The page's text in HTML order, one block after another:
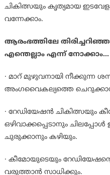
ചികിത്സയും കൃത്യമായ
വന്നേക്കാം.
ആരംഭത്തിലേ
എന്തെല്ലാം എന്ന് നോക്കാം…
· മാറ് മുഴുവനായി നീക്കുന്ന
അംഗവൈകല്യത്തെ
· റേഡിയേഷന്‍ ചികിത്സയും
ഒഴിവാക്കപ്പെടാനും
ചുരുക്കാനും കഴിയും.
· കീമോയുടെയും
വരുത്താന്‍ സാധിക്കും.